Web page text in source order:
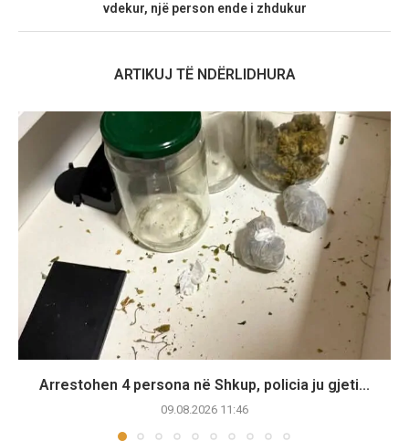
vdekur, një person ende i zhdukur
ARTIKUJ TË NDËRLIDHURA
Arrestohen 4 persona në Shkup, policia ju gjeti...
09.08.2026 11:46